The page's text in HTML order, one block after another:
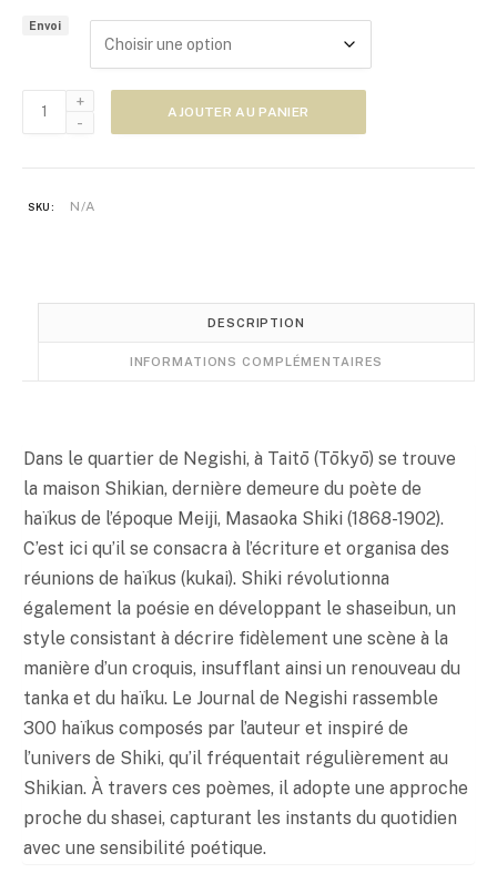
g
e
d
e
p
r
0
6
,
2
0
€
Envoi
quantité
AJOUTER AU PANIER
SKU: N/A
DESCRIPTION
INFORMATIONS COMPLÉMENTAIRES
Dans le quartier de Negishi, à Taitō (Tōkyō) se trouve
la maison Shikian, dernière demeure du poète de
haïkus de l’époque Meiji, Masaoka Shiki (1868-1902).
C’est ici qu’il se consacra à l’écriture et organisa des
réunions de haïkus (kukai). Shiki révolutionna
également la poésie en développant le shaseibun, un
style consistant à décrire fidèlement une scène à la
manière d’un croquis, insufflant ainsi un renouveau du
tanka et du haïku. Le Journal de Negishi rassemble
300 haïkus composés par l’auteur et inspiré de
l’univers de Shiki, qu’il fréquentait régulièrement au
Shikian. À travers ces poèmes, il adopte une approche
proche du shasei, capturant les instants du quotidien
avec une sensibilité poétique.